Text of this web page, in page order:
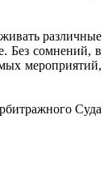
различные
Без сомнений, в
мероприятий,
Суда